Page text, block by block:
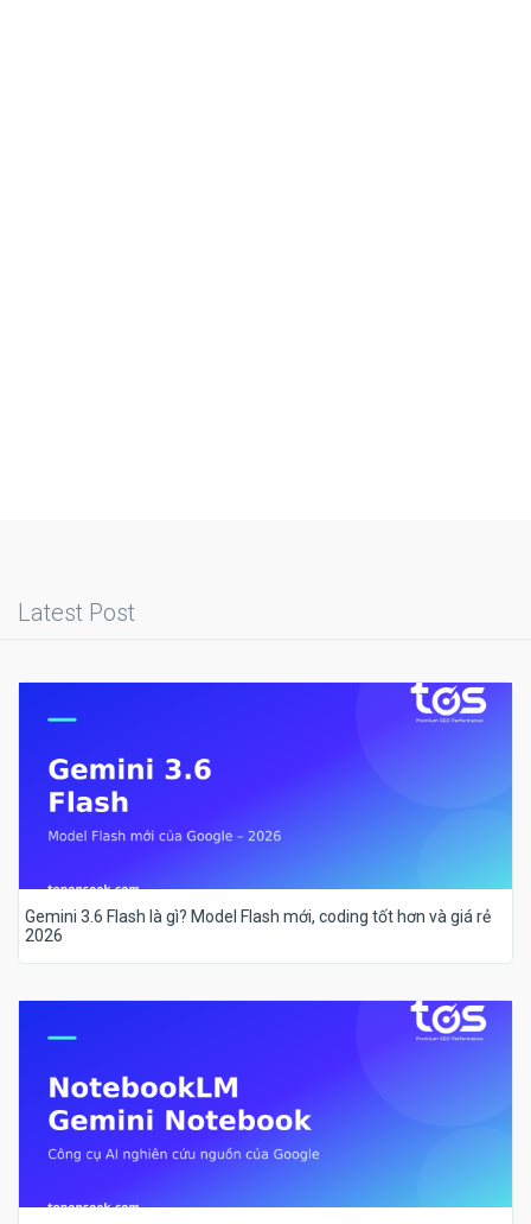
Latest Post
Gemini 3.6 Flash là gì? Model Flash mới, coding tốt hơn và giá rẻ
2026